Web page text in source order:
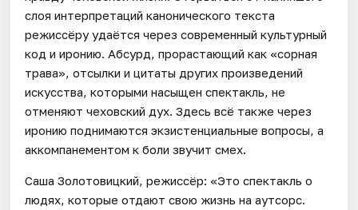
слоя интерпретаций канонического текста
режиссёру удаётся через современный культурный
код и иронию. Абсурд, прорастающий как «сорная
трава», отсылки и цитаты других произведений
искусства, которыми насыщен спектакль, не
отменяют чеховский дух. Здесь всё также через
иронию поднимаются экзистенциальные вопросы, а
аккомпанементом к боли звучит смех.
Саша Золотовицкий, режиссёр: «Это спектакль о
людях, которые отдают свою жизнь на аутсорс.